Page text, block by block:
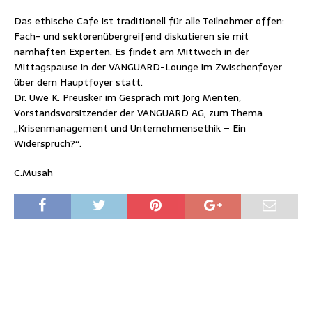
Das ethische Cafe ist traditionell für alle Teilnehmer offen:
Fach- und sektorenübergreifend diskutieren sie mit
namhaften Experten. Es findet am Mittwoch in der
Mittagspause in der VANGUARD-Lounge im Zwischenfoyer
über dem Hauptfoyer statt.
Dr. Uwe K. Preusker im Gespräch mit Jörg Menten,
Vorstandsvorsitzender der VANGUARD AG, zum Thema
„Krisenmanagement und Unternehmensethik – Ein
Widerspruch?“.
C.Musah